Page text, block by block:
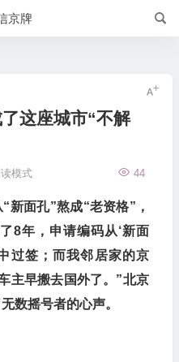
京牌
这座城市“不解
44
模式
新面孔”熬成“老资格”，
8年，申请编码从‘新面
过签；而我邻居家的京
主早搬去国外了。”北京
数摇号者的心声。